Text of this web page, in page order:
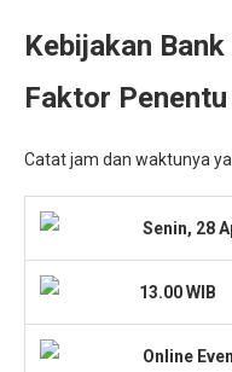
Kebijakan
Faktor
Catat jam dan waktunya
Senin, 28
13.00 WIB
Online